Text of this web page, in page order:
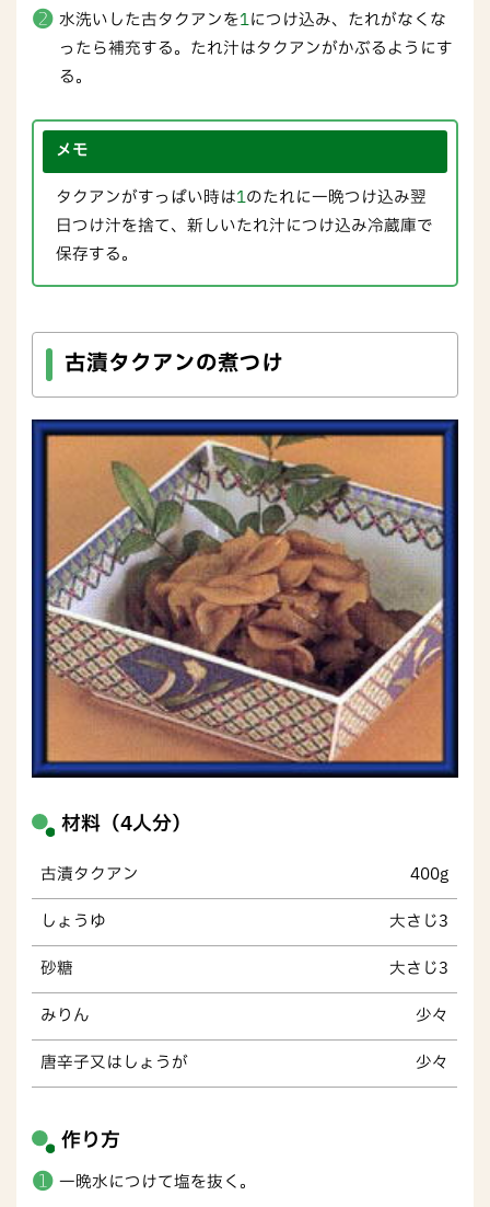
水洗いした古タクアンを1につけ込み、たれがなくな
ったら補充する。たれ汁はタクアンがかぶるようにす
る。
メモ
タクアンがすっぱい時は1のたれに一晩つけ込み翌
日つけ汁を捨て、新しいたれ汁につけ込み冷蔵庫で
保存する。
古漬タクアンの煮つけ
材料（4人分）
古漬タクアン 400g
しょうゆ 大さじ3
砂糖 大さじ3
みりん 少々
唐辛子又はしょうが 少々
作り方
一晩水につけて塩を抜く。